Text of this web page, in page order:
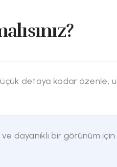
detaya kadar özenle,
dayanıklı bir görünüm